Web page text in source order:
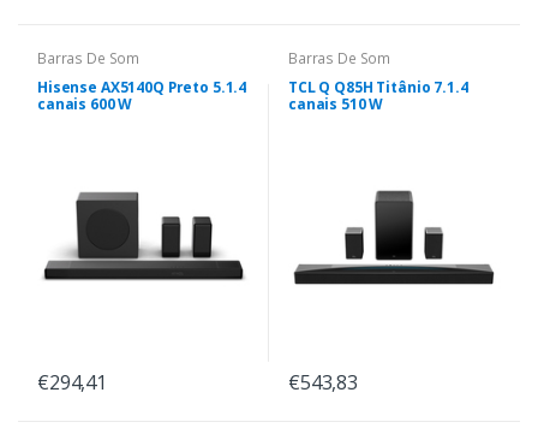
Barras De Som
Hisense AX5140Q Preto 5.1.4
canais 600 W
€294,41
Barras De Som
TCL Q Q85H Titânio 7.1.4
canais 510 W
€543,83